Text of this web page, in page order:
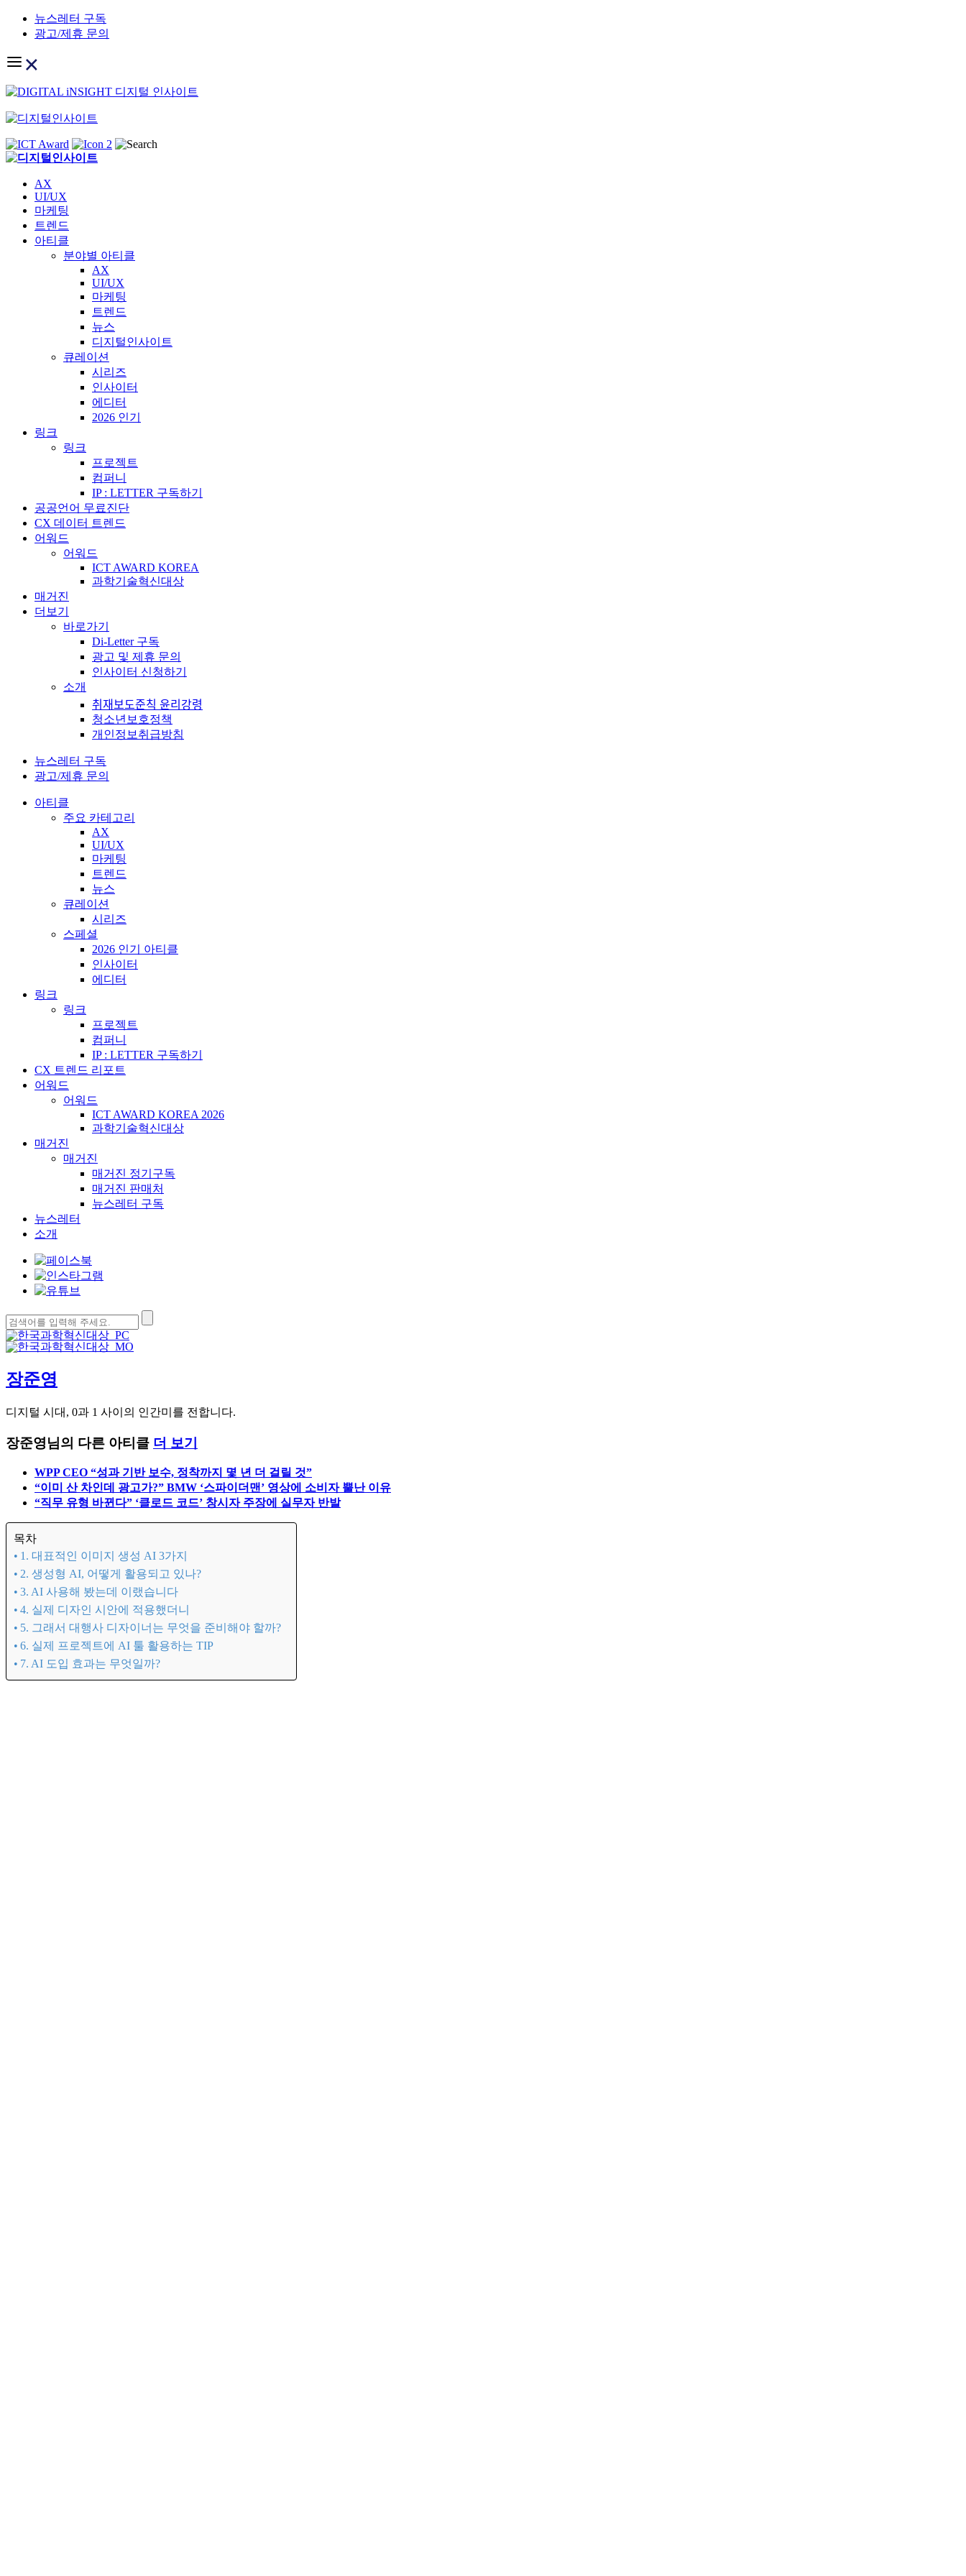
Skip
content
뉴스레터 구독
광고/제휴 문의
AX
UI/UX
마케팅
트렌드
아티클
분야별 아티클
AX
UI/UX
마케팅
트렌드
뉴스
디지털인사이트
큐레이션
시리즈
인사이터
에디터
2026 인기
링크
링크
프로젝트
컴퍼니
IP : LETTER 구독하기
공공언어 무료진단
CX 데이터 트렌드
어워드
어워드
ICT AWARD KOREA
과학기술혁신대상
매거진
더보기
바로가기
Di-Letter 구독
광고 및 제휴 문의
인사이터 신청하기
소개
취재보도준칙 윤리강령
청소년보호정책
개인정보취급방침
뉴스레터 구독
광고/제휴 문의
아티클
주요 카테고리
AX
UI/UX
마케팅
트렌드
뉴스
큐레이션
시리즈
스페셜
2026 인기 아티클
인사이터
에디터
링크
링크
프로젝트
컴퍼니
IP : LETTER 구독하기
CX 트렌드 리포트
어워드
어워드
ICT AWARD KOREA 2026
과학기술혁신대상
매거진
매거진
매거진 정기구독
매거진 판매처
뉴스레터 구독
뉴스레터
소개
검
색:
장준영
디지털 시대, 0과 1 사이의 인간미를 전합니다.
장준영님의 다른 아티클 더 보기
WPP CEO “성과 기반 보수, 정착까지 몇 년 더 걸릴 것”
“이미 산 차인데 광고가?” BMW ‘스파이더맨’ 영상에 소비자 뿔난 이유
“직무 유형 바뀐다” ‘클로드 코드’ 창시자 주장에 실무자 반발
목차
1. 대표적인 이미지 생성 AI 3가지
2. 생성형 AI, 어떻게 활용되고 있나?
3. AI 사용해 봤는데 이랬습니다
4. 실제 디자인 시안에 적용했더니
5. 그래서 대행사 디자이너는 무엇을 준비해야 할까?
6. 실제 프로젝트에 AI 툴 활용하는 TIP
7. AI 도입 효과는 무엇일까?